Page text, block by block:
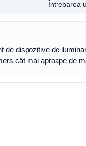
Întrebarea
dispozitive de
cât mai aproape de